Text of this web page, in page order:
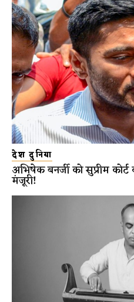
देश दुनिया
अभिषेक बनर्जी को सुप्रीम
मंजूरी!